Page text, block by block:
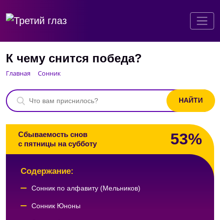
К чему снится победа?
Главная Сонник
Сбываемость снов
с пятницы на субботу
53%
Содержание:
Сонник по алфавиту (Мельников)
Сонник Юноны